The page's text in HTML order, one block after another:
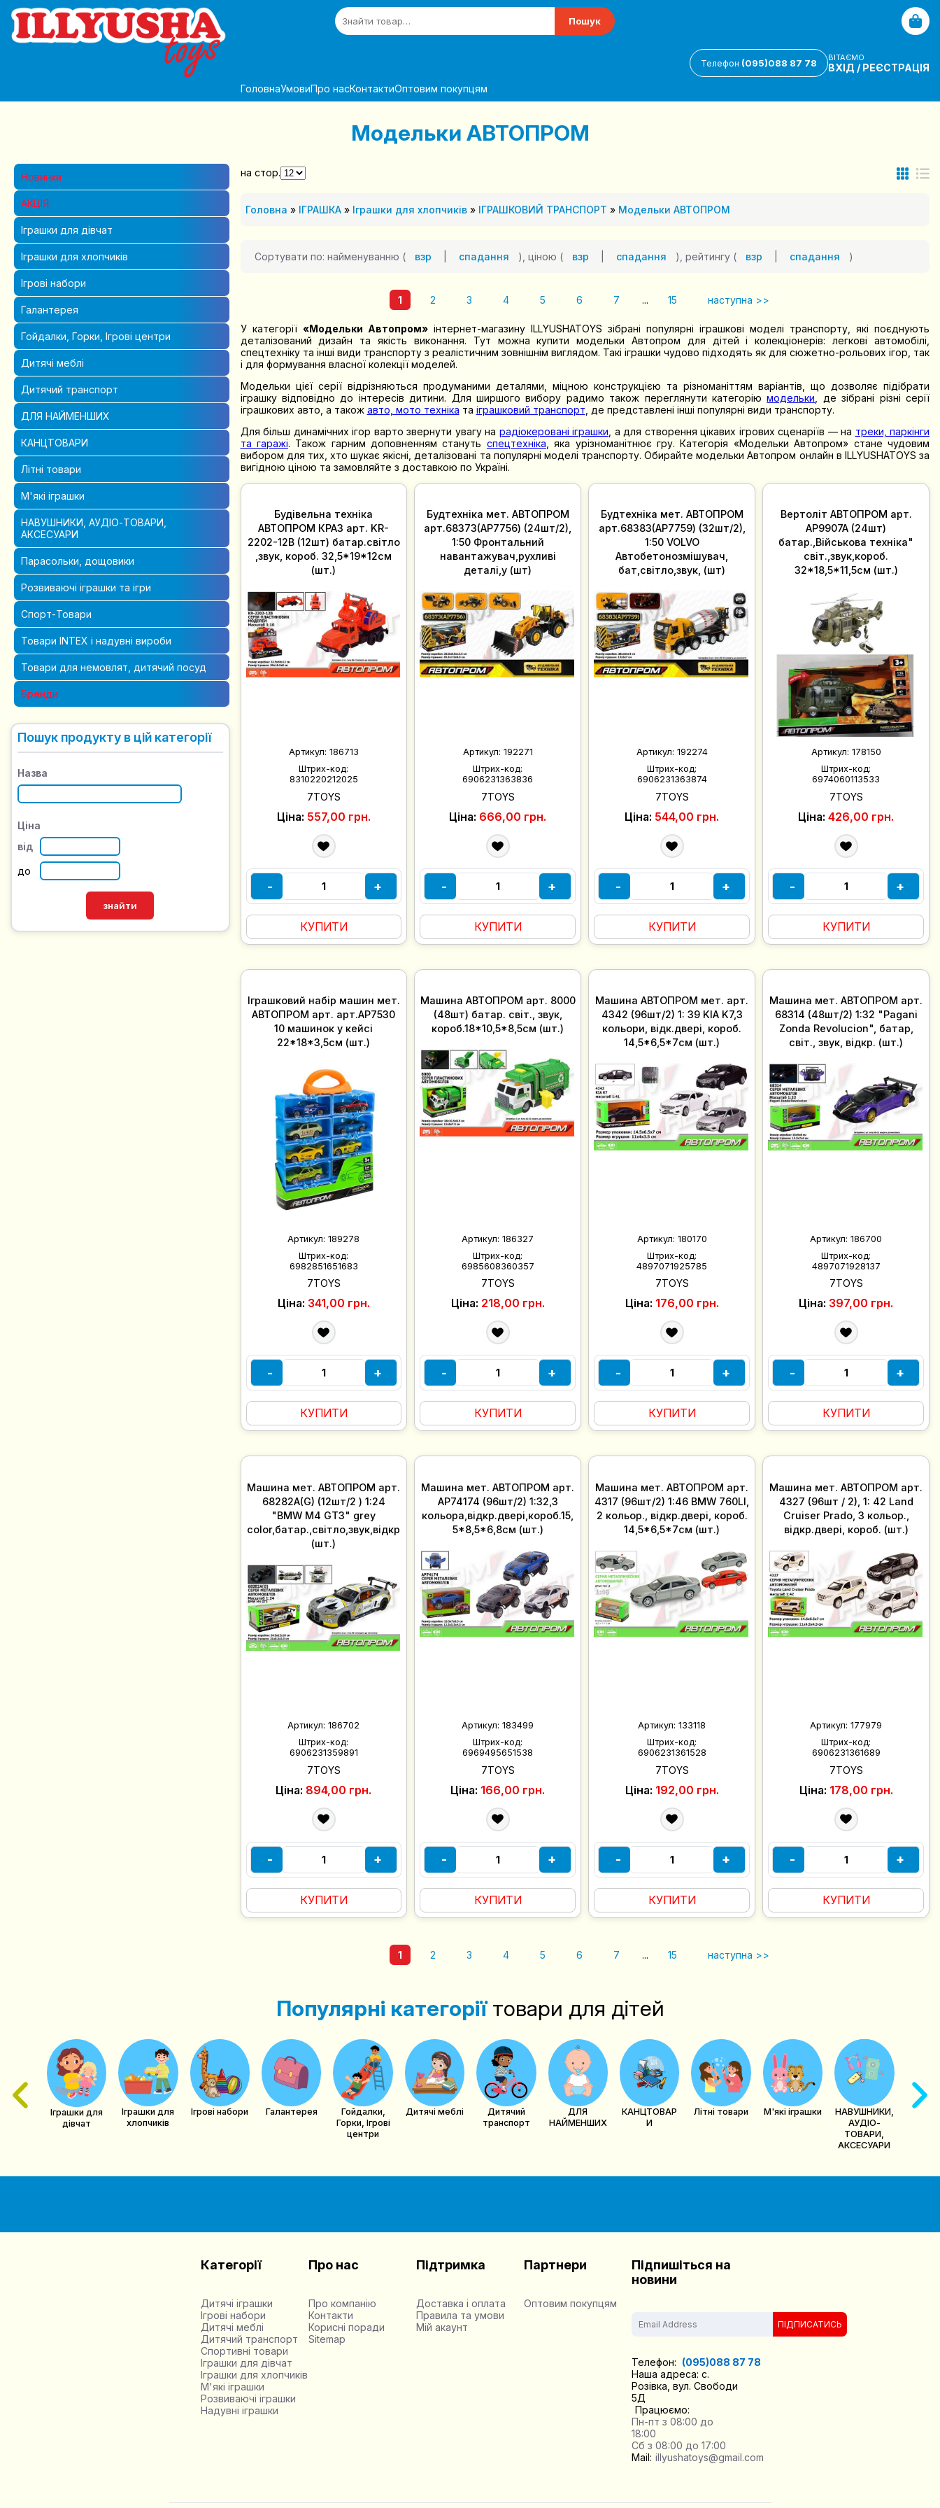
Пошук
Телефон (095)088 87 78
ВІТАЄМО
ВХІД / РЕЄСТРАЦІЯ
ГоловнаУмовиПро насКонтактиОптовим покупцям
Модельки АВТОПРОМ
Новинки
АКЦІЯ
Іграшки для дівчат
ТРЮМО
ВІЗОЧКИ, ЛІЖЕЧКА,
МАГАЗИНИ
КОСМЕТИКА ДИТЯЧА,
ТЕХНІКА, ПОСУД І
Пупси та інтерактивні
ЛЯЛЬКОВІ НАРЯДИ,
ПЛЕТІННЯ БРАСЛЕТІВ
Іграшки для хлопчиків
РОГАТКИ, МЕЧІ, ШАБЛІ
ЗБРОЯ НА КУЛЬКАХ ТА
ЗБРОІ, ТИР, БІНОКЛІ
ТРАНСПОРТ
керуванні
Машинки пластмасові
ІГРОВІ НАБОРИ ДЛЯ
БІЛЬЯРД, ХОККЕЙ
АРМІЯ, СОЛДАТИ,
ЗАПУСКАЛКИ СЕНСОРНІ
ІНСТРУМЕНТІВ
РОБОТИ,
Ігрові набори
СВІТЛЯШКИ, АНТИСТРЕС
МІКРОСКОП, ТЕЛЕСКОП,
КАЛЕЙДОСКОП
ОСТАННІ НАДХОДЖЕННЯ
ДРАКОНИ
Галантерея
КОСМЕТИЧКИ
Гойдалки, Горки, Ігрові центри
Дитячі меблі
СТОЛИКИ
СТІЛЬЧИКИ ДЛЯ
Дитячий транспорт
КОЛІСНІ"12"
Велосипеди 2-х колісні
"16"
"18"
Велосипеди 2-х колісні
"24-28"
ВЕЛОСИПЕДИ 3-Х
МОТОЦИКЛИ,
КАРТИ (ПЕДАЛЬНІ
ТРАКТОРИ ПЕДАЛЬНІ
ДЛЯ НАЙМЕНШИХ
НЕВАЛЯЙКА, ДЗИГА, ЙО
ЙО
СВІТИЛЬНИК ДИТЯЧИЙ,
КАНЦТОВАРИ
РОЗМАЛЬОВКИ, ДЕКОР,
КАНЦЕЛЯРСЬКЕ
ФАРБИ, ОЛІВЦІ, НАБОРИ
Літні товари
НАБОРИ
ВІТРЯЧКИ, ВЕРТУШКИ,
ІГРАШКИ
М'які іграшки
ВІТЧИЗНЯНІ ВИРОБНИКИ
НАВУШНИКИ, АУДІО-ТОВАРИ,
АКСЕСУАРИ
ІНШЕ
РАДІО, КОЛОНКИ
CD-ДИСКИ
Парасольки, дощовики
Розвиваючі іграшки та ігри
ІНСТРУМЕНТИ
Спорт-Товари
РАКЕТКИ
Товари INTEX і надувні вироби
МЕБЛІ
Товари для немовлят, дитячий посуд
Бренди
Пошук продукту в цій категорії
Назва
Ціна
від
до
на стор.
Головна » ІГРАШКА» Іграшки для хлопчиків» ІГРАШКОВИЙ ТРАНСПОРТ » Модельки АВТОПРОМ
Сортувати по: найменуванню ( взр спадання ), ціною ( взр спадання ), рейтингу ( взр спадання )
1 2 3 4 5 6 7 ... 15 наступна >>
У категорії «Модельки Автопром»інтернет-магазину ILLYUSHATOYS зібрані популярні іграшкові моделі транспорту, які поєднують
деталізований дизайн та якість виконання. Тут можна купити модельки Автопром для дітей і колекціонерів: легкові автомобілі,
спецтехніку та інші види транспорту з реалістичним зовнішнім виглядом. Такі іграшки чудово підходять як для сюжетно-рольових ігор, так
і для формування власної колекції моделей.
Модельки цієї серії відрізняються продуманими деталями, міцною конструкцією та різноманіттям варіантів, що дозволяє підібрати
іграшку відповідно до інтересів дитини. Для ширшого вибору радимо також переглянути категоріюмодельки , де зібрані різні серії
іграшкових авто, а також авто, мото техніка та іграшковий транспорт , де представлені інші популярні види транспорту.
Для більш динамічних ігор варто звернути увагу на радіокеровані іграшки , а для створення цікавих ігрових сценаріїв — на треки, паркінги
та гаражі. Також гарним доповненням стануть спецтехніка , яка урізноманітнює гру. Категорія «Модельки Автопром» стане чудовим
вибором для тих, хто шукає якісні, деталізовані та популярні моделі транспорту. Обирайте модельки Автопром онлайн в ILLYUSHATOYS за
вигідною ціною та замовляйте з доставкою по Україні.
Будівельна техніка
АВТОПРОМ КРАЗ арт. KR-
2202-12B (12шт) батар.світло
,звук, короб. 32,5*19*12см
(шт.)
Артикул: 186713
Штрих-код:
8310220212025
7TOYS
Ціна: 557,00 грн.
- +
КУПИТИ
Будтехніка мет. АВТОПРОМ
арт.68373(AP7756) (24шт/2),
1:50 Фронтальний
навантажувач,рухливі
деталі,у (шт)
Артикул: 192271
Штрих-код:
6906231363836
7TOYS
Ціна: 666,00 грн.
- +
КУПИТИ
Будтехніка мет. АВТОПРОМ
арт.68383(AP7759) (32шт/2),
1:50 VOLVO
Автобетонозмішувач,
бат,світло,звук, (шт)
Артикул: 192274
Штрих-код:
6906231363874
7TOYS
Ціна: 544,00 грн.
- +
КУПИТИ
Вертоліт АВТОПРОМ арт.
AP9907A (24шт)
батар.,Військова техніка"
світ.,звук,короб.
32*18,5*11,5см (шт.)
Артикул: 178150
Штрих-код:
6974060113533
7TOYS
Ціна:426,00 грн.
- +
КУПИТИ
Іграшковий набір машин мет.
АВТОПРОМ арт. арт.AP7530
10 машинок у кейсі
22*18*3,5см (шт.)
Артикул:189278
Штрих-код:
6982851651683
7TOYS
Ціна: 341,00 грн.
- +
КУПИТИ
Машина АВТОПРОМ арт. 8000
(48шт) батар. світ., звук,
короб.18*10,5*8,5см (шт.)
Артикул:186327
Штрих-код:
6985608360357
7TOYS
Ціна: 218,00 грн.
- +
КУПИТИ
Машина АВТОПРОМ мет. арт.
4342 (96шт/2) 1: 39 KIA K7,3
кольори, відк.двері, короб.
14,5*6,5*7см (шт.)
Артикул: 180170
Штрих-код:
4897071925785
7TOYS
Ціна: 176,00 грн.
- +
КУПИТИ
Машина мет. АВТОПРОМ арт.
68314 (48шт/2) 1:32 "Pagani
Zonda Revolucion", батар,
світ., звук, відкр. (шт.)
Артикул:186700
Штрих-код:
4897071928137
7TOYS
Ціна: 397,00 грн.
- +
КУПИТИ
Машина мет. АВТОПРОМ арт.
68282A(G) (12шт/2 ) 1:24
"BMW M4 GT3" grey
color,батар.,світло,звук,відкр
(шт.)
Артикул:186702
Штрих-код:
6906231359891
7TOYS
Ціна: 894,00 грн.
- +
КУПИТИ
Машина мет. АВТОПРОМ арт.
AP74174 (96шт/2) 1:32,3
кольора,відкр.двері,короб.15,
5*8,5*6,8см (шт.)
Артикул:183499
Штрих-код:
6969495651538
7TOYS
Ціна: 166,00 грн.
- +
КУПИТИ
Машина мет. АВТОПРОМ арт.
4317 (96шт/2) 1:46 BMW 760LI,
2 кольор., відкр.двері, короб.
14,5*6,5*7см (шт.)
Артикул:133118
Штрих-код:
6906231361528
7TOYS
Ціна: 192,00 грн.
- +
КУПИТИ
Машина мет. АВТОПРОМ арт.
4327 (96шт / 2), 1: 42 Land
Cruiser Prado, 3 кольор.,
відкр.двері, короб. (шт.)
Артикул:177979
Штрих-код:
6906231361689
7TOYS
Ціна: 178,00 грн.
- +
КУПИТИ
1 2 3 4 5 6 7 ... 15 наступна >>
Популярні категоріїтовари для дітей
Іграшки для
дівчат
Іграшки для
хлопчиків
Ігрові набори Галантерея
Гойдалки,
Горки, Ігрові
центри
Дитячі меблі
Дитячий
транспорт
ДЛЯ
НАЙМЕНШИХ
КАНЦТОВАР
И
Літні товари М'які іграшки
НАВУШНИКИ,
АУДІО-
ТОВАРИ,
АКСЕСУАРИ
Категорії
Дитячі іграшки
Ігрові набори
Дитячі меблі
Дитячий транспорт
Спортивні товари
Іграшки для дівчат
Іграшки для хлопчиків
М'які іграшки
Розвиваючі іграшки
Надувні іграшки
Про нас
Про компанію
Контакти
Корисні поради
Sitemap
Підтримка
Доставка і оплата
Правила та умови
Мій акаунт
Партнери
Оптовим покупцям
Підпишіться на
новини
ПІДПИСАТИСЬ
Телефон: (095)088 87 78
Наша адреса: с.
Розівка, вул. Свободи
5Д
Працюємо:
Пн-пт з 08:00 до
18:00
Сб з 08:00 до 17:00
Mail: illyushatoys@gmail.com